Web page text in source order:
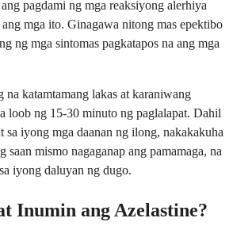
pagdami ng mga reaksiyong alerhiya
mga ito. Ginagawa nitong mas epektibo
ng mga sintomas pagkatapos na ang mga
katamtamang lakas at karaniwang
loob ng 15-30 minuto ng paglalapat. Dahil
sa iyong mga daanan ng ilong, nakakakuha
mismo nagaganap ang pamamaga, na
iyong daluyan ng dugo.
Inumin ang Azelastine?